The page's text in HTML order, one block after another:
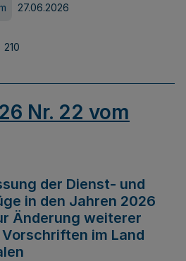
27.06.2026
210
Nr. 22 vom
der Dienst- und
in den Jahren 2026
Änderung weiterer
im Land